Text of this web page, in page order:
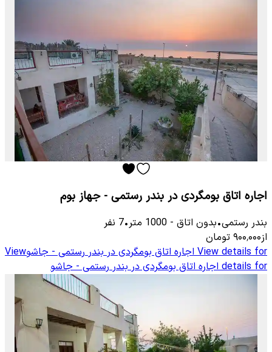
اجاره اتاق بومگردی در بندر رستمی - جهاز بوم
بندر رستمی•بدون اتاق -
1000 متر•
7 نفر
از۹۰۰٬۰۰۰ تومان
View details for اجاره اتاق بومگردی در بندر رستمی - جاشوView
details for اجاره اتاق بومگردی در بندر رستمی - جاشو